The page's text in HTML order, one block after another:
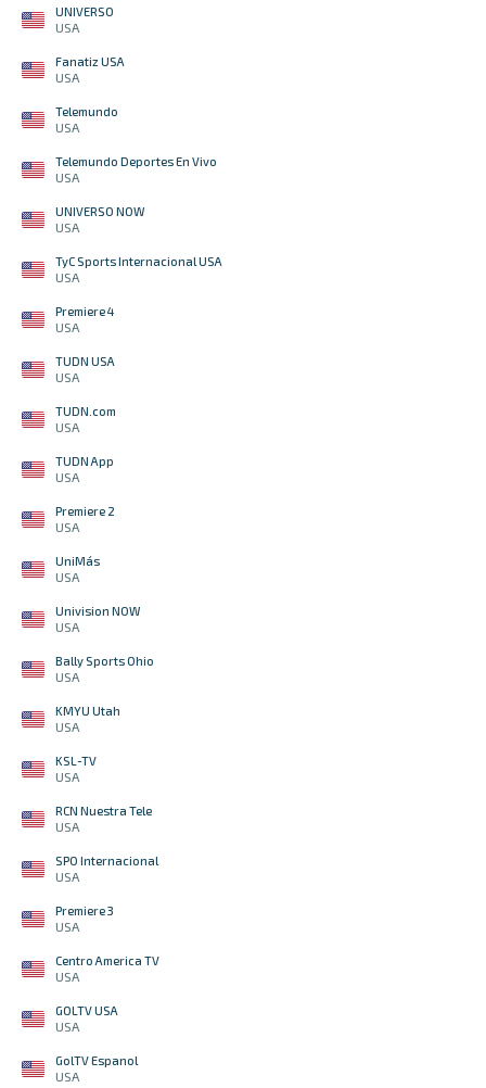
UNIVERSO
USA
Fanatiz USA
USA
Telemundo
USA
Telemundo Deportes En Vivo
USA
UNIVERSO NOW
USA
TyC Sports Internacional USA
USA
Premiere 4
USA
TUDN USA
USA
TUDN.com
USA
TUDN App
USA
Premiere 2
USA
UniMás
USA
Univision NOW
USA
Bally Sports Ohio
USA
KMYU Utah
USA
KSL-TV
USA
RCN Nuestra Tele
USA
SPO Internacional
USA
Premiere 3
USA
Centro America TV
USA
GOLTV USA
USA
GolTV Espanol
USA